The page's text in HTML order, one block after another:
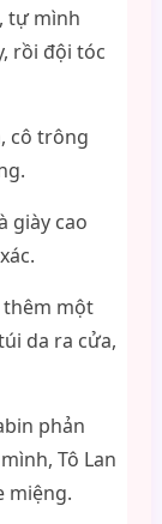
tự mình
rồi đội tóc
cô trông
giày cao
thêm một
da ra cửa,
phản
Tô Lan
miệng.